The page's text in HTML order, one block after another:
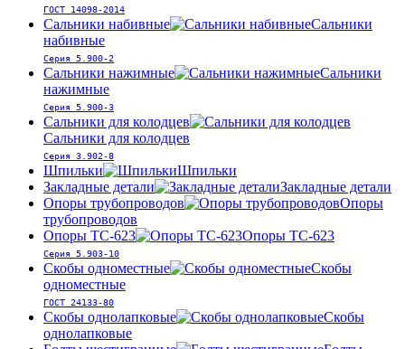
ГОСТ 14098-2014
Сальники набивные
Сальники
набивные
Серия 5.900-2
Сальники нажимные
Сальники
нажимные
Серия 5.900-3
Сальники для колодцев
Сальники для колодцев
Серия 3.902-8
Шпильки
Шпильки
Закладные детали
Закладные детали
Опоры трубопроводов
Опоры
трубопроводов
Опоры ТС-623
Опоры ТС-623
Серия 5.903-10
Скобы одноместные
Скобы
одноместные
ГОСТ 24133-80
Скобы однолапковые
Скобы
однолапковые